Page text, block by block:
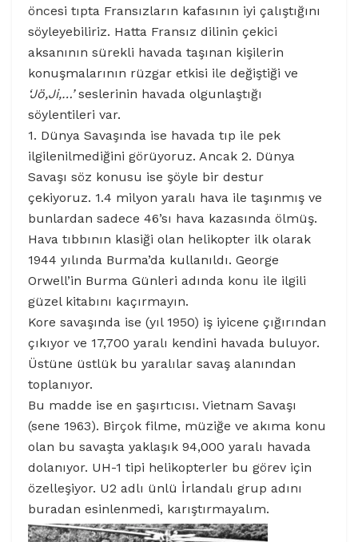
öncesi tıpta Fransızların kafasının iyi çalıştığını
söyleyebiliriz. Hatta Fransız dilinin çekici
aksanının sürekli havada taşınan kişilerin
konuşmalarının rüzgar etkisi ile değiştiği ve
‘Jö,Ji,…’seslerinin havada olgunlaştığı
söylentileri var.
1. Dünya Savaşında ise havada tıp ile pek
ilgilenilmediğini görüyoruz. Ancak 2. Dünya
Savaşı söz konusu ise şöyle bir destur
çekiyoruz. 1.4 milyon yaralı hava ile taşınmış ve
bunlardan sadece 46’sı hava kazasında ölmüş.
Hava tıbbının klasiği olan helikopter ilk olarak
1944 yılında Burma’da kullanıldı. George
Orwell’in Burma Günleri adında konu ile ilgili
güzel kitabını kaçırmayın.
Kore savaşında ise (yıl 1950) iş iyicene çığırından
çıkıyor ve 17,700 yaralı kendini havada buluyor.
Üstüne üstlük bu yaralılar savaş alanından
toplanıyor.
Bu madde ise en şaşırtıcısı. Vietnam Savaşı
(sene 1963). Birçok filme, müziğe ve akıma konu
olan bu savaşta yaklaşık 94,000 yaralı havada
dolanıyor. UH-1 tipi helikopterler bu görev için
özelleşiyor. U2 adlı ünlü İrlandalı grup adını
buradan esinlenmedi, karıştırmayalım.